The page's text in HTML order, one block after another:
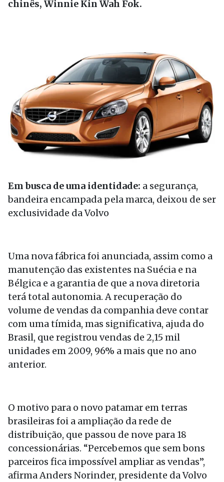
chinês, Winnie Kin Wah Fok.
Em busca de uma identidade: a segurança,
bandeira encampada pela marca, deixou de ser
exclusividade da Volvo
Uma nova fábrica foi anunciada, assim como a
manutenção das existentes na Suécia e na
Bélgica e a garantia de que a nova diretoria
terá total autonomia. A recuperação do
volume de vendas da companhia deve contar
com uma tímida, mas significativa, ajuda do
Brasil, que registrou vendas de 2,15 mil
unidades em 2009, 96% a mais que no ano
anterior.
O motivo para o novo patamar em terras
brasileiras foi a ampliação da rede de
distribuição, que passou de nove para 18
concessionárias. “Percebemos que sem bons
parceiros fica impossível ampliar as vendas”,
afirma Anders Norinder, presidente da Volvo